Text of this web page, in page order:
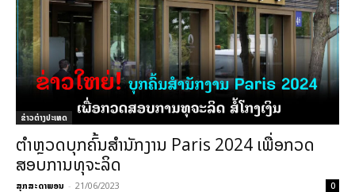
ຂ່າວຕ່າງປະເທດ
ຕຳຫຼວດບຸກຄົ້ນສຳນັກງານ Paris 2024 ເພື່ອກວດ
ສອບການທຸຈະລິດ
ສຸກສະດາພອນ - 21/06/2023 0